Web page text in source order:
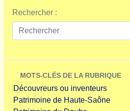
Rechercher :
MOTS-CLÉS DE LA RUBRIQUE
Découvreurs ou inventeurs
Patrimoine de Haute-Saône